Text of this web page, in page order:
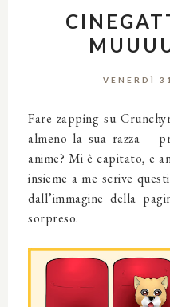
VENERDÌ
Fare zapping su
almeno la sua razza –
anime? Mi è capitato, e
insieme a me scrive
dall’immagine della
sorpreso.